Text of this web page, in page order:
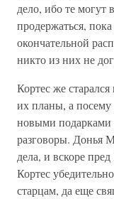
дело, ибо те могут
продержаться,
окончательной
никто из них не
Кортес же
их планы, а посему
новыми подарками
разговоры. Донья
дела, и вскоре
Кортес
старцам, да еще